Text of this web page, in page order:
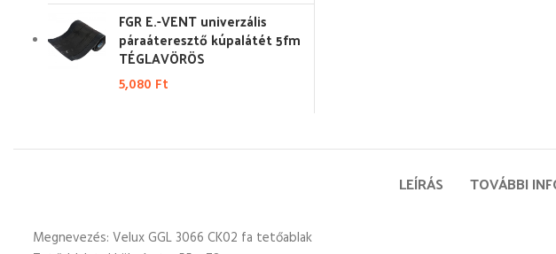
FGR E.-VENT univerzális
páraáteresztő kúpalátét 5fm
TÉGLAVÖRÖS
5,080 Ft
LEÍRÁS TOVÁBBI
Megnevezés: Velux GGL 3066 CK02 fa tetőablak